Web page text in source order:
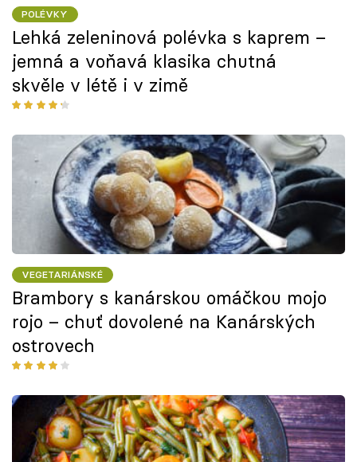
POLÉVKY
Lehká zeleninová polévka s kaprem –
jemná a voňavá klasika chutná
skvěle v létě i v zimě
VEGETARIÁNSKÉ
Brambory s kanárskou omáčkou mojo
rojo – chuť dovolené na Kanárských
ostrovech